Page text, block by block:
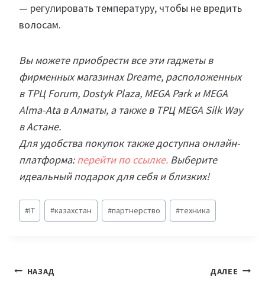
— регулировать температуру, чтобы не вредить
волосам.
Вы можете приобрести все эти гаджеты в
фирменных магазинах Dreame, расположенных
в ТРЦ Forum, Dostyk Plaza, MEGA Park и MEGA
Alma-Ata в Алматы, а также в ТРЦ MEGA Silk Way
в Астане.
Для удобства покупок также доступна онлайн-
платформа:перейти по ссылке. Выберите
идеальный подарок для себя и близких!
Метки
записи:
#IT #казахстан #партнерство #техника
Навигация
НАЗАД ДАЛЕЕ